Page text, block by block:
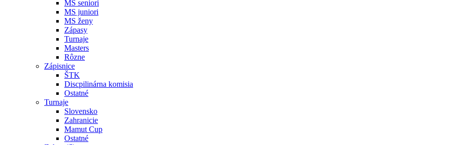
MS seniori
MS juniori
MS ženy
Zápasy
Turnaje
Masters
Rôzne
Zápisnice
ŠTK
Discpilinárna komisia
Ostatné
Turnaje
Slovensko
Zahranicie
Mamut Cup
Ostatné